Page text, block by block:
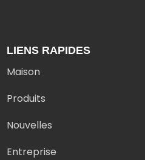
LIENS RAPIDES
Maison
Produits
Nouvelles
Entreprise